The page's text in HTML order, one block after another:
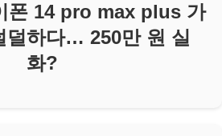
폰 14 pro max plus 가
덜하다… 250만 원 실
화?